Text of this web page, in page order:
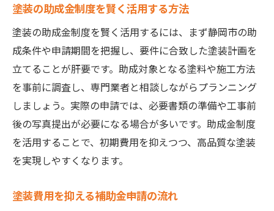
塗装の助成金制度を賢く活用する方法
塗装の助成金制度を賢く活用するには、まず静岡市の助
成条件や申請期間を把握し、要件に合致した塗装計画を
立てることが肝要です。助成対象となる塗料や施工方法
を事前に調査し、専門業者と相談しながらプランニング
しましょう。実際の申請では、必要書類の準備や工事前
後の写真提出が必要になる場合が多いです。助成金制度
を活用することで、初期費用を抑えつつ、高品質な塗装
を実現しやすくなります。
塗装費用を抑える補助金申請の流れ